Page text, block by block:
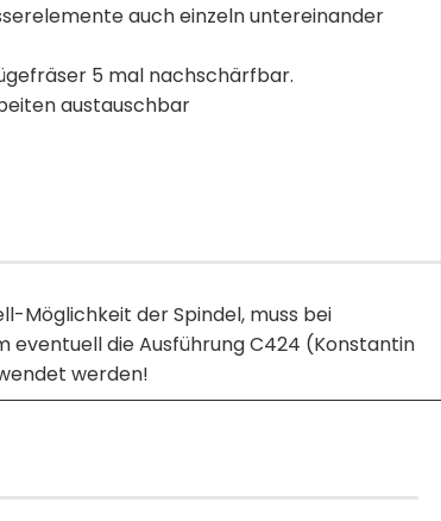
auch einzeln untereinander
5 mal nachschärfbar.
austauschbar
Möglichkeit der Spindel, muss bei
die Ausführung C424 (Konstantin
werden!